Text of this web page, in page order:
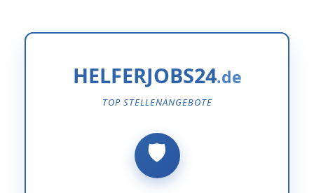
HELFERJOBS24
TOP STELLENANGEBOTE